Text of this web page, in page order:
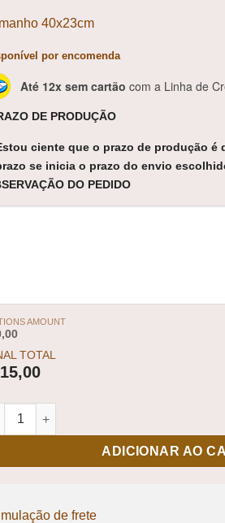
40x23cm
por encomenda
Até 12x sem cartão com a Linha de
DE PRODUÇÃO
ciente que o prazo de produção é
se inicia o prazo do envio
DO PEDIDO
AMOUNT
TOTAL
15,00
de Mão Pioneira quantidade
ADICIONAR AO
de frete